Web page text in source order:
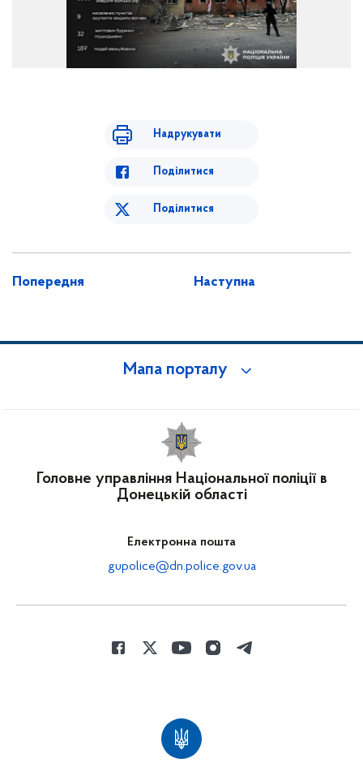
Надрукувати
Поділитися
Поділитися
Попередня Наступна
Мапа порталу
Головне управління Національної поліції в
Донецькій області
Електронна пошта
gupolice@dn.police.gov.ua